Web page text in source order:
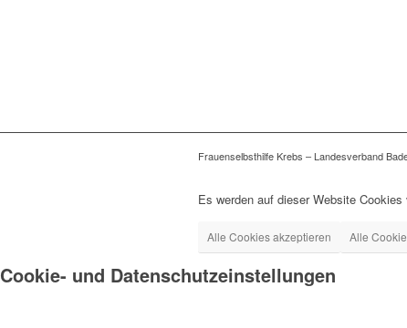
Frauenselbsthilfe Krebs – Landesverband
Es werden auf dieser Website
Alle Cookies akzeptieren Alle
Cookie- und Datenschutzeinstellungen